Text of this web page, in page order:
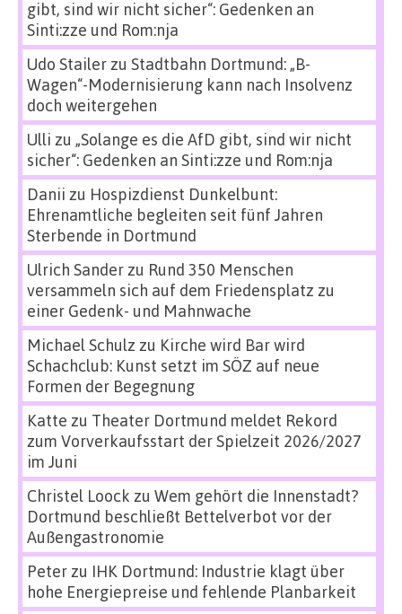
gibt, sind wir nicht sicher“: Gedenken an
Sinti:zze und Rom:nja
Udo Stailerzu Stadtbahn Dortmund: „B-
Wagen“-Modernisierung kann nach Insolvenz
doch weitergehen
Ulli zu „Solange es die AfD gibt, sind wir nicht
sicher“: Gedenken an Sinti:zze und Rom:nja
Danii zu Hospizdienst Dunkelbunt:
Ehrenamtliche begleiten seit fünf Jahren
Sterbende in Dortmund
Ulrich Sanderzu Rund 350 Menschen
versammeln sich auf dem Friedensplatz zu
einer Gedenk- und Mahnwache
Michael Schulz zu Kirche wird Bar wird
Schachclub: Kunst setzt im SÖZ auf neue
Formen der Begegnung
Katte zu Theater Dortmund meldet Rekord
zum Vorverkaufsstart der Spielzeit 2026/2027
im Juni
Christel Loock zu Wem gehört die Innenstadt?
Dortmund beschließt Bettelverbot vor der
Außengastronomie
Peterzu IHK Dortmund: Industrie klagt über
hohe Energiepreise und fehlende Planbarkeit